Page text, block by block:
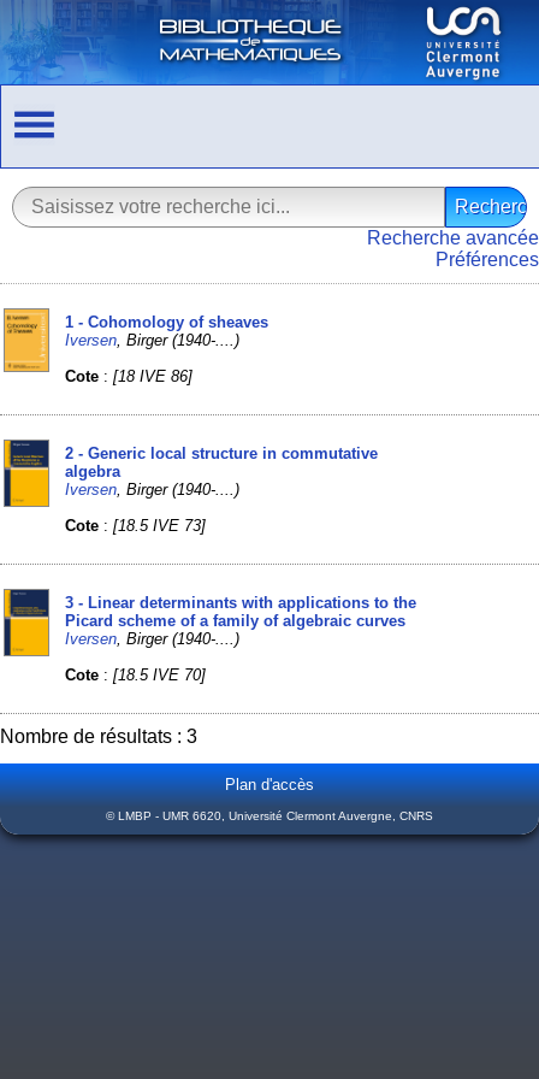
Recherche avancée
Préférences
1 - Cohomology of sheaves
Iversen , Birger (1940-....)
Cote :[18 IVE 86]
2 - Generic local structure in commutative
algebra
Iversen , Birger (1940-....)
Cote :[18.5 IVE 73]
3 - Linear determinants with applications to the
Picard scheme of a family of algebraic curves
Iversen , Birger (1940-....)
Cote :[18.5 IVE 70]
Nombre de résultats : 3
Plan d'accès
© LMBP - UMR 6620, Université Clermont Auvergne, CNRS